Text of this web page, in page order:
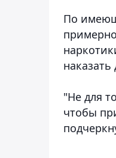
По
"Не для
чтобы